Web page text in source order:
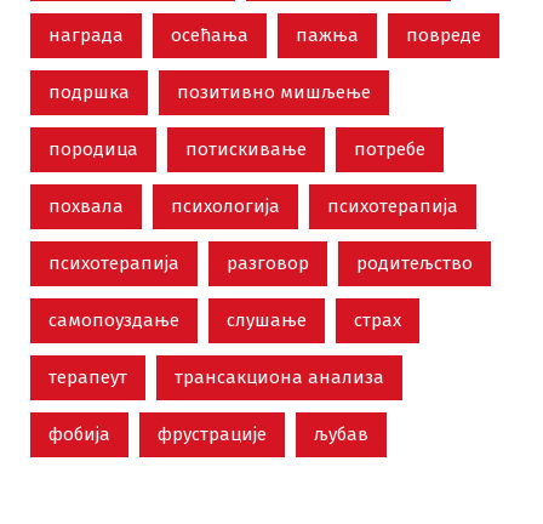
награда осећања пажња повреде
подршка позитивно мишљење
породица потискивање потребе
похвала психологија психотерапија
психотерапија разговор родитељство
самопоуздање слушање страх
терапеут трансакциона анализа
фобија фрустрације љубав